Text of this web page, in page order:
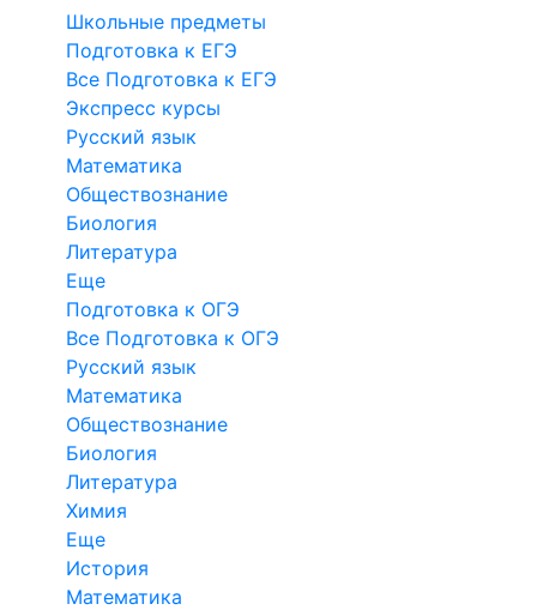
Школьные предметы
Подготовка к ЕГЭ
Все Подготовка к ЕГЭ
Экспресс курсы
Русский язык
Математика
Обществознание
Биология
Литература
Еще
Подготовка к ОГЭ
Все Подготовка к ОГЭ
Русский язык
Математика
Обществознание
Биология
Литература
Химия
Еще
История
Математика